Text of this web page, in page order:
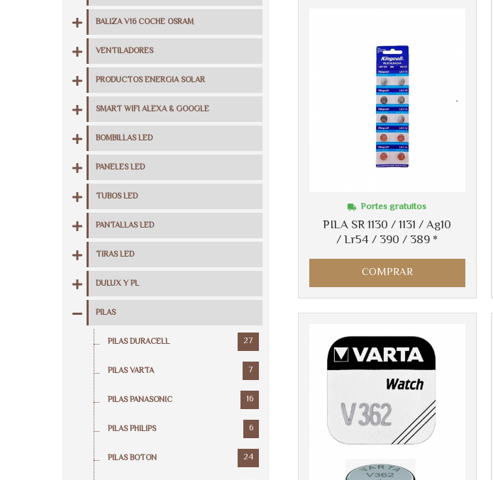
BALIZA V16 COCHE OSRAM
VENTILADORES
PRODUCTOS ENERGIA SOLAR
SMART WIFI ALEXA & GOOGLE
BOMBILLAS LED
PANELES LED
TUBOS LED
PANTALLAS LED
TIRAS LED
DULUX Y PL
PILAS
PILAS DURACELL 27
PILAS VARTA 7
PILAS PANASONIC 16
PILAS PHILIPS 6
PILAS BOTON 24
PILA SR 1130 / 1131 / Ag10
/ Lr54 / 390 / 389 *
Portes gratuitos
COMPRAR